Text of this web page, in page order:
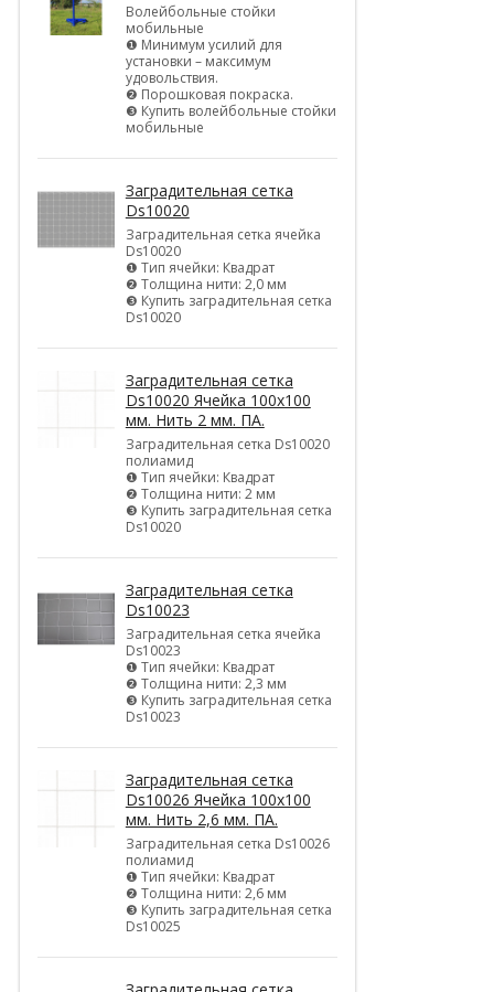
Волейбольные стойки
мобильные
❶ Минимум усилий для
установки – максимум
удовольствия.
❷ Порошковая покраска.
❸ Купить волейбольные стойки
мобильные
Заградительная сетка
Ds10020
Заградительная сетка ячейка
Ds10020
❶ Тип ячейки: Квадрат
❷ Толщина нити: 2,0 мм
❸ Купить заградительная сетка
Ds10020
Заградительная сетка
Ds10020 Ячейка 100х100
мм. Нить 2 мм. ПА.
Заградительная сетка Ds10020
полиамид
❶ Тип ячейки: Квадрат
❷ Толщина нити: 2 мм
❸ Купить заградительная сетка
Ds10020
Заградительная сетка
Ds10023
Заградительная сетка ячейка
Ds10023
❶ Тип ячейки: Квадрат
❷ Толщина нити: 2,3 мм
❸ Купить заградительная сетка
Ds10023
Заградительная сетка
Ds10026 Ячейка 100х100
мм. Нить 2,6 мм. ПА.
Заградительная сетка Ds10026
полиамид
❶ Тип ячейки: Квадрат
❷ Толщина нити: 2,6 мм
❸ Купить заградительная сетка
Ds10025